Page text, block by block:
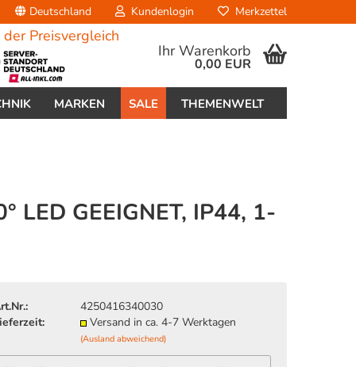
Deutschland Kundenlogin Merkzettel
Ihr Warenkorb
0,00 EUR
MARKEN SALE THEMENWELT
LED GEEIGNET, IP44, 1-
4250416340030
Versand in ca. 4-7 Werktagen
(Ausland abweichend)